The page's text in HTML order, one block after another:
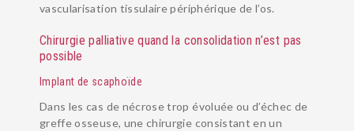
vascularisation tissulaire périphérique de l’os.
Chirurgie palliative quand la consolidation n’est pas
possible
Implant de scaphoïde
Dans les cas de nécrose trop évoluée ou d’échec de
greffe osseuse, une chirurgie consistant en un